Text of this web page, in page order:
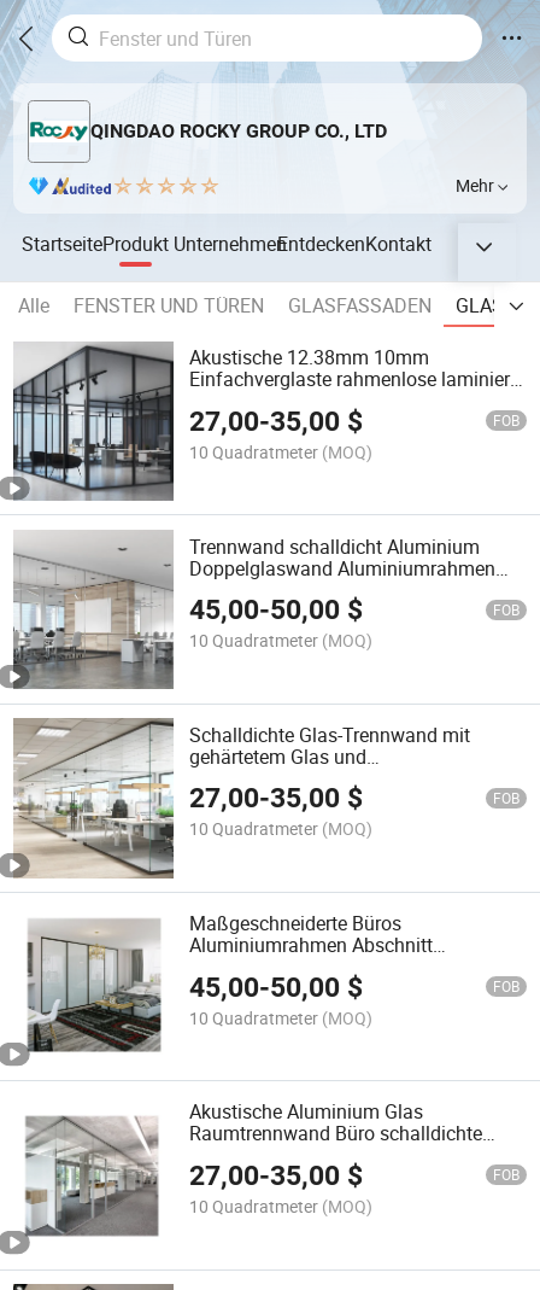
QINGDAO ROCKY GROUP CO., LTD
Mehr
StartseiteProdukt UnternehmenEntdeckenKontakt
Alle FENSTER UND TÜREN GLASFASSADEN
Akustische 12.38mm 10mm
Einfachverglaste rahmenlose laminiert
27,00-35,00 $ FOB
10 Quadratmeter (MOQ)
Trennwand schalldicht Aluminium
Doppelglaswand Aluminiumrahmen
Glassystem Büroz partition
45,00-50,00 $ FOB
10 Quadratmeter (MOQ)
Schalldichte Glas-Trennwand mit
gehärtetem Glas und
27,00-35,00 $ FOB
10 Quadratmeter (MOQ)
Maßgeschneiderte Büros
Aluminiumrahmen Abschnitt
Glaswandtrennwand
45,00-50,00 $ FOB
10 Quadratmeter (MOQ)
Akustische Aluminium Glas
Raumtrennwand Büro schalldichte
27,00-35,00 $ FOB
10 Quadratmeter (MOQ)